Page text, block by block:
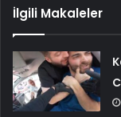
İlgili Makaleler